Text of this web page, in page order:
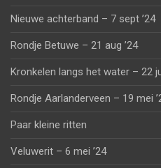
Nieuwe achterband – 7 sept ’24
Rondje Betuwe – 21 aug ’24
Kronkelen langs het water – 22
Rondje Aarlanderveen – 19 mei
Paar kleine ritten
Veluwerit – 6 mei ’24